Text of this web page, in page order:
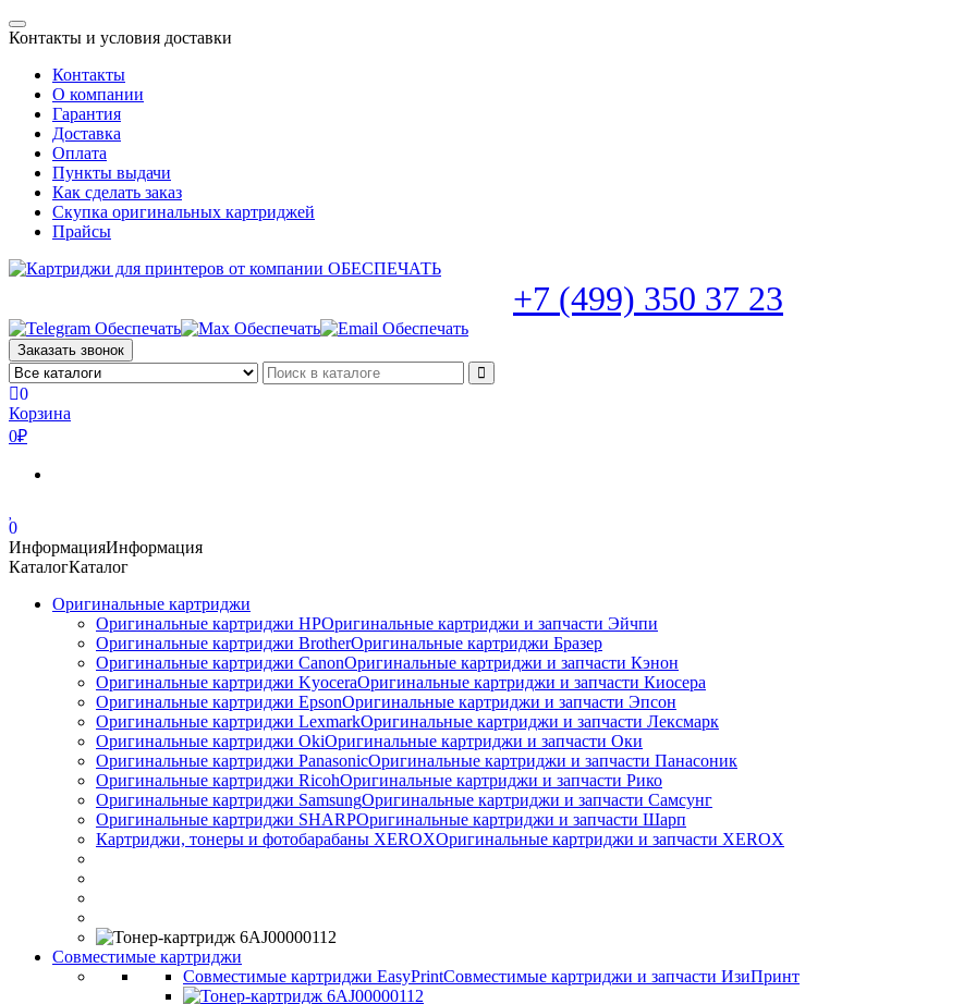
Skip
to
content
Toggle
navigation
Контакты и условия доставки
Контакты
О компании
Гарантия
Доставка
Оплата
Пункты выдачи
Как сделать заказ
Скупка оригинальных картриджей
Прайсы
+7 (499) 350 37 23
Заказать звонок
0
Корзина
0₽
0
ИнформацияИнформация
КаталогКаталог
Оригинальные картриджи
Оригинальные картриджи HPОригинальные картриджи и запчасти Эйчпи
Оригинальные картриджи BrotherОригинальные картриджи Бразер
Оригинальные картриджи CanonОригинальные картриджи и запчасти Кэнон
Оригинальные картриджи KyoceraОригинальные картриджи и запчасти Киосера
Оригинальные картриджи EpsonОригинальные картриджи и запчасти Эпсон
Оригинальные картриджи LexmarkОригинальные картриджи и запчасти Лексмарк
Оригинальные картриджи ОkiОригинальные картриджи и запчасти Оки
Оригинальные картриджи PanasonicОригинальные картриджи и запчасти Панасоник
Оригинальные картриджи RicohОригинальные картриджи и запчасти Рико
Оригинальные картриджи SamsungОригинальные картриджи и запчасти Самсунг
Оригинальные картриджи SHARPОригинальные картриджи и запчасти Шарп
Картриджи, тонеры и фотобарабаны XEROXОригинальные картриджи и запчасти XEROX
Совместимые картриджи
Совместимые картриджи EasyPrintСовместимые картриджи и запчасти ИзиПринт